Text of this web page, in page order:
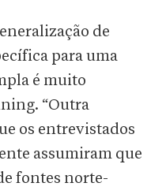
de
para uma
é muito
“Outra
os entrevistados
assumiram que
fontes norte-